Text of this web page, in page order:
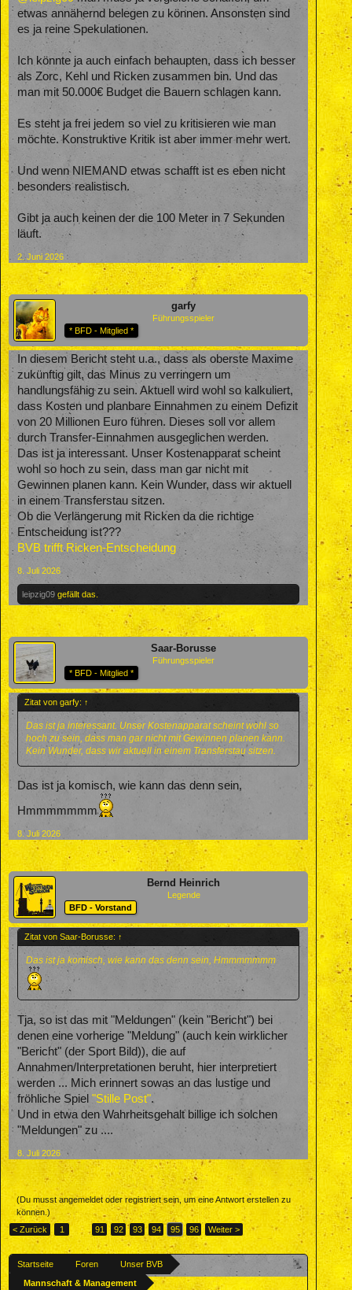
etwas annähernd belegen zu können. Ansonsten sind
es ja reine Spekulationen.
Ich könnte ja auch einfach behaupten, dass ich besser
als Zorc, Kehl und Ricken zusammen bin. Und das
man mit 50.000€ Budget die Bauern schlagen kann.
Es steht ja frei jedem so viel zu kritisieren wie man
möchte. Konstruktive Kritik ist aber immer mehr wert.
Und wenn NIEMAND etwas schafft ist es eben nicht
besonders realistisch.
Gibt ja auch keinen der die 100 Meter in 7 Sekunden
läuft.
2. Juni 2026
garfy
Führungsspieler
* BFD - Mitglied *
In diesem Bericht steht u.a., dass als oberste Maxime
zukünftig gilt, das Minus zu verringern um
handlungsfähig zu sein. Aktuell wird wohl so kalkuliert,
dass Kosten und planbare Einnahmen zu einem Defizit
von 20 Millionen Euro führen. Dieses soll vor allem
durch Transfer-Einnahmen ausgeglichen werden.
Das ist ja interessant. Unser Kostenapparat scheint
wohl so hoch zu sein, dass man gar nicht mit
Gewinnen planen kann. Kein Wunder, dass wir aktuell
in einem Transferstau sitzen.
Ob die Verlängerung mit Ricken da die richtige
Entscheidung ist???
BVB trifft Ricken-Entscheidung
8. Juli 2026
leipzig09 gefällt das.
Saar-Borusse
Führungsspieler
* BFD - Mitglied *
Zitat von garfy: ↑
Das ist ja interessant. Unser Kostenapparat scheint wohl so
hoch zu sein, dass man gar nicht mit Gewinnen planen kann.
Kein Wunder, dass wir aktuell in einem Transferstau sitzen.
Das ist ja komisch, wie kann das denn sein,
Hmmmmmmm
8. Juli 2026
Bernd Heinrich
Legende
BFD - Vorstand
Zitat von Saar-Borusse: ↑
Das ist ja komisch, wie kann das denn sein, Hmmmmmmm
Tja, so ist das mit "Meldungen" (kein "Bericht") bei
denen eine vorherige "Meldung" (auch kein wirklicher
"Bericht" (der Sport Bild)), die auf
Annahmen/Interpretationen beruht, hier interpretiert
werden ... Mich erinnert sowas an das lustige und
fröhliche Spiel "Stille Post".
Und in etwa den Wahrheitsgehalt billige ich solchen
"Meldungen" zu ....
8. Juli 2026
(Du musst angemeldet oder registriert sein, um eine Antwort erstellen zu
können.)
< Zurück
1 ← 91 92 93 94 95 96 Weiter >
Startseite Foren
Unser BVB
Mannschaft & Management